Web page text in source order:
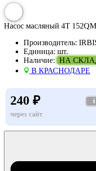
Насос масляный 4Т
Производитель:
Единица: шт.
Наличие: НА
В КРАСНОДАРЕ
240 ₽
i
через сайт